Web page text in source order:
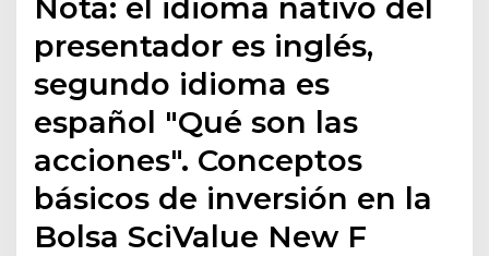
presentador es inglés,
segundo idioma es
español "Qué son las
acciones". Conceptos
básicos de inversión en la
Bolsa SciValue New F